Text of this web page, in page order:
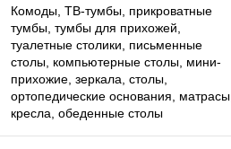
Комоды, ТВ-тумбы, прикроватные
тумбы, тумбы для прихожей,
туалетные столики, письменные
столы, компьютерные столы, мини-
прихожие, зеркала, столы,
ортопедические основания, матрасы,
кресла, обеденные столы